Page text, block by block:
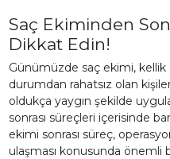
Saç Ekiminden
Dikkat Edin!
Günümüzde saç ekimi,
durumdan rahatsız olan
oldukça yaygın şekilde
sonrası süreçleri içerisinde
ekimi sonrası süreç,
ulaşması konusunda önemli